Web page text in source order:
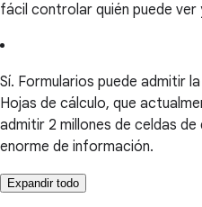
fácil controlar quién puede
Sí. Formularios puede admitir
Hojas de cálculo, que
admitir 2 millones de celdas
enorme de información.
Expandir todo